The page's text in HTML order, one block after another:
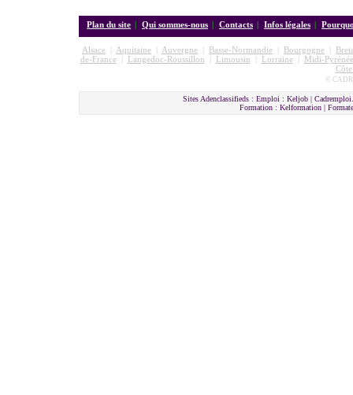
Plan du site | Qui sommes-nous | Contacts | Infos légales |
Alsace Aquitaine Auvergne Basse-Normandie Bourgogne
de-France| Langedoc-Roussillon Limousin Lorraine|
Midi-
©
Sites Adenclassifieds : Emploi : Keljob |
Formation : Kelformation |